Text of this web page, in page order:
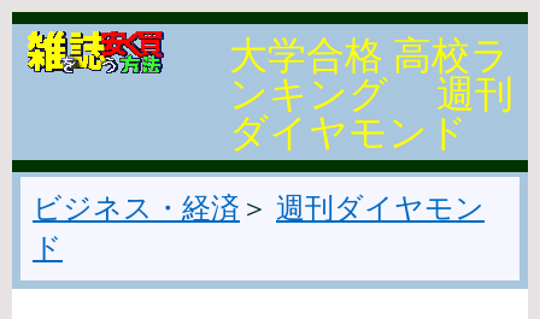
大学合格 高校ラ
ンキング 週刊
ダイヤモンド
ビジネス・経済 ＞ 週刊ダイヤモン
ド